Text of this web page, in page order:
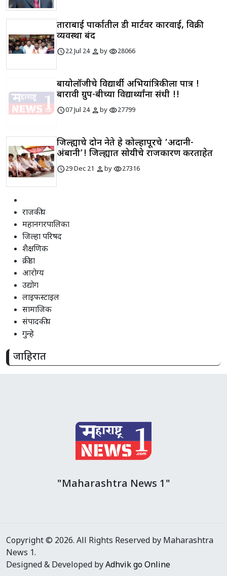
ताराबाई पार्कातील डी मार्टवर कारवाई, विक्री
व्यवस्था बंद
schedule22 Jul 24 personbyvisibility28066
बायोलॉजीचे विद्यार्थी अभियांत्रिकीला पात्र !
बारावी ग्रुप-बीच्या विद्यार्थ्यांना संधी !!
schedule07 Jul 24 personbyvisibility27799
जिल्ह्याचे दोन नेते हे कोल्हापूरचे ‘अदानी-
अंबानी’! जिल्ह्यात सोयीचे राजकारण करताहेत
schedule29 Dec 21 personbyvisibility27316
राजकीय
महानगरपालिका
जिल्हा परिषद
शैक्षणिक
क्रीडा
आरोग्य
उद्योग
लाइफस्टाइल
सामाजिक
संपादकीय
गुन्हे
जाहिरात
"Maharashtra News 1"
Copyright © 2026. All Rights Reserved by Maharashtra
News 1.
Designed & Developed byAdhvik go Online